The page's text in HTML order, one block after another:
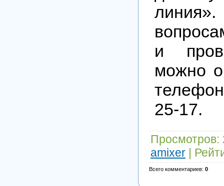
и
можно
25-17.
Просмотров:
amixer |
Всего комментариев: 0